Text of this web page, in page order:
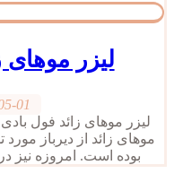
لیزر موهای
01
لیزر موهای زائد فول بادی
موهای زائد از دیرباز مورد
بوده است. امروزه نیز